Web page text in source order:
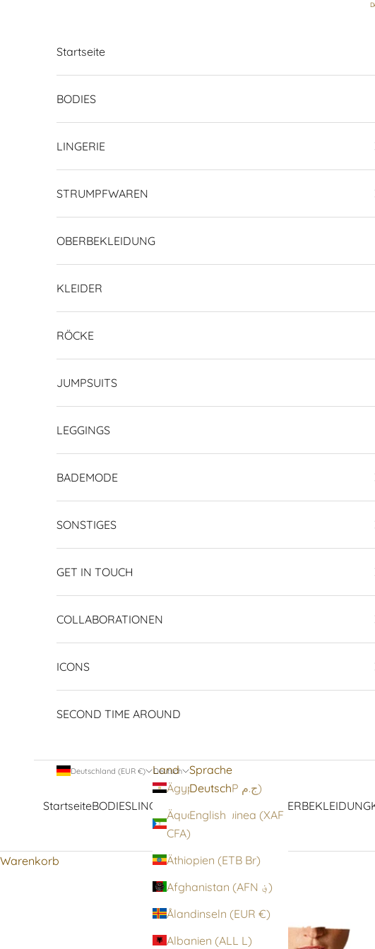
StartseiteBODIESLINGERIE OBERBEKLEIDUNG
Startseite
BODIES
LINGERIE
STRUMPFWAREN
OBERBEKLEIDUNG
KLEIDER
RÖCKE
JUMPSUITS
LEGGINGS
BADEMODE
SONSTIGES
GET IN TOUCH
COLLABORATIONEN
ICONS
SECOND TIME AROUND
Deutschland (EUR €)
Land
Ägypten (EGP ج.م)
Äquatorialguinea (XAF
CFA)
Äthiopien (ETB Br)
Afghanistan (AFN ؋)
Ålandinseln (EUR €)
Albanien (ALL L)
Deutsch
Sprache
Deutsch
English
Warenkorb